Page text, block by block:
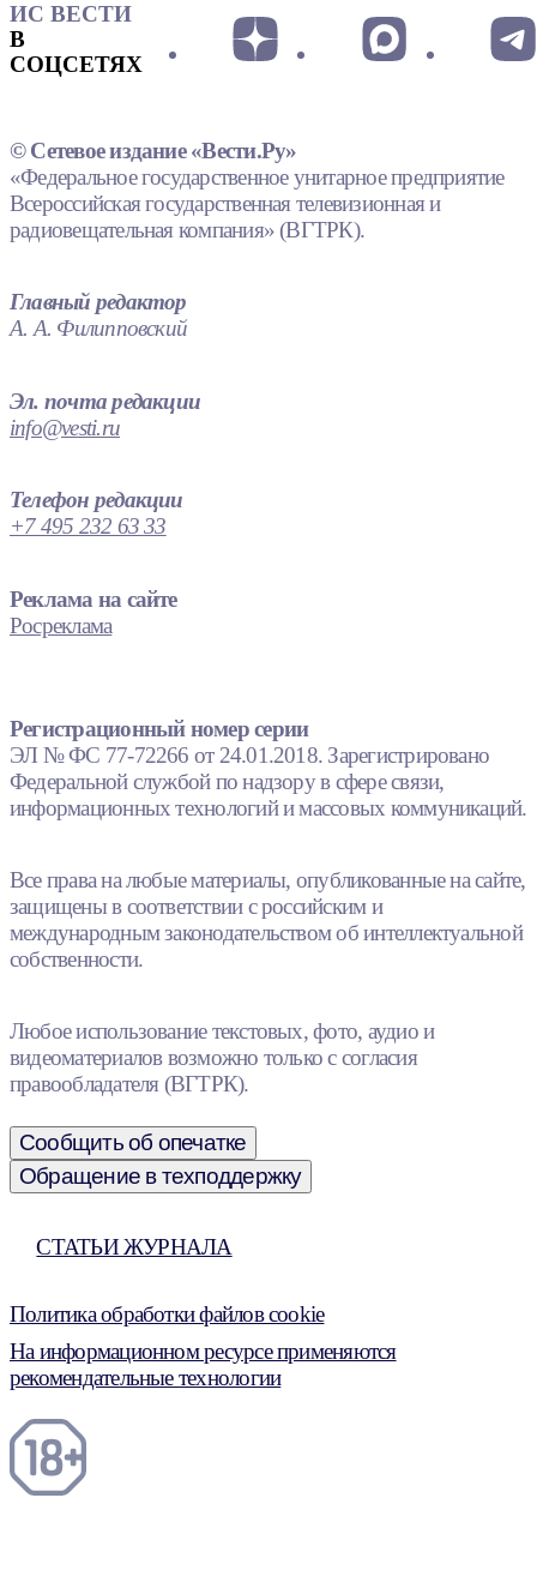
ИС ВЕСТИ
В
СОЦСЕТЯХ
© Сетевое издание «Вести.Ру»
«Федеральное государственное унитарное предприятие
Всероссийская государственная телевизионная и
радиовещательная компания» (ВГТРК).
Главный редактор
А. А. Филипповский
Эл. почта редакции
info@vesti.ru
Телефон редакции
+7 495 232 63 33
Реклама на сайте
Росреклама
Регистрационный номер серии
ЭЛ № ФС 77-72266 от 24.01.2018. Зарегистрировано
Федеральной службой по надзору в сфере связи,
информационных технологий и массовых коммуникаций.
Все права на любые материалы, опубликованные на сайте,
защищены в соответствии с российским и
международным законодательством об интеллектуальной
собственности.
Любое использование текстовых, фото, аудио и
видеоматериалов возможно только с согласия
правообладателя (ВГТРК).
Сообщить об опечатке
Обращение в техподдержку
СТАТЬИ ЖУРНАЛА
Политика обработки файлов cookie
На информационном ресурсе применяются
рекомендательные технологии